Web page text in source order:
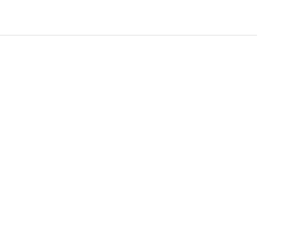
Z700 to Android Kitkat
Chinese... review Chinese smartphone